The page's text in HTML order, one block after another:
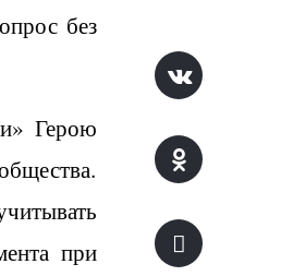
без
Герою
при